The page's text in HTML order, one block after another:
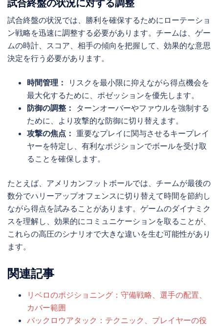
試合終盤の状況に対する調整
試合終盤の状況では、勝利を確保するためにローテーショ
ン戦略を迅速に調整する必要があります。チームは、ゲー
ムの時計、スコア、相手の傾向を把握して、効果的な意思
決定を行う必要があります。
時間管理：
リスクを最小限に抑えながら得点機会を
最大化するために、ポゼッションを優先します。
防御の調整：
ターンオーバーやファウルを強制する
ために、より攻撃的な防御に切り替えます。
攻撃の焦点： 重要なプレイに関与させるキープレイ
ヤーを特定し、有利なポジションでボールを受け取
ることを確保します。
たとえば、アメリカンフットボールでは、チームが最後の
数分でハリーアップオフェンスに切り替えて時間を節約し
ながら得点を試みることがあります。ゲームのダイナミク
スを理解し、効果的にコミュニケーションを取ることが、
これらの高圧のシナリオで大きな違いを生む可能性があり
ます。
関連記事
リベロのポジショニング：守備戦略、選手の配置、
カバー範囲
バックロウアタック：テクニック、プレイヤーの役